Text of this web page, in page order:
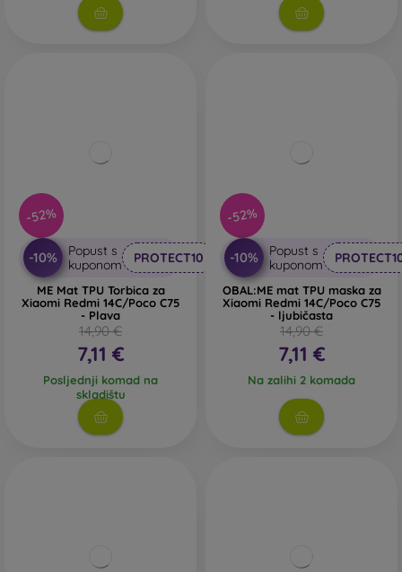
-52%
-10%
Popust s
kuponom
PROTECT10
ME Mat TPU Torbica za
Xiaomi Redmi 14C/Poco C75
- Plava
14,90 €
7,11 €
Posljednji komad na
skladištu
-52%
-10%
Popust s
kuponom
OBAL:ME mat TPU maska za
Xiaomi Redmi 14C/Poco C75
- ljubičasta
14,90 €
7,11 €
Na zalihi 2 komada